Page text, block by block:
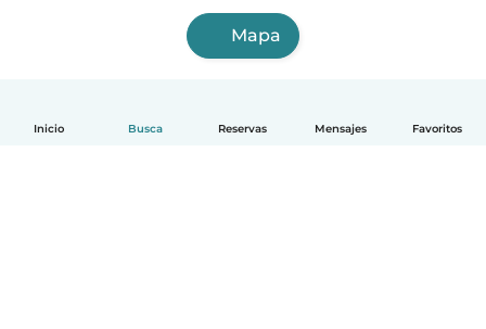
Inicio Busca Reservas Mensajes Favoritos
Mapa